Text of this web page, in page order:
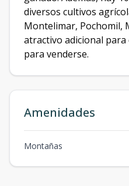
diversos cultivos
Montelimar, Pochomil,
atractivo adicional para
para venderse.
Amenidades
Montañas